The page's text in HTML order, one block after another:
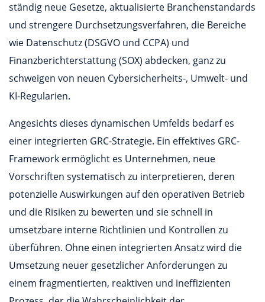
ständig neue Gesetze, aktualisierte Branchenstandards
und strengere Durchsetzungsverfahren, die Bereiche
wie Datenschutz (DSGVO und CCPA) und
Finanzberichterstattung (SOX) abdecken, ganz zu
schweigen von neuen Cybersicherheits-, Umwelt- und
KI-Regularien.
Angesichts dieses dynamischen Umfelds bedarf es
einer integrierten GRC-Strategie. Ein effektives GRC-
Framework ermöglicht es Unternehmen, neue
Vorschriften systematisch zu interpretieren, deren
potenzielle Auswirkungen auf den operativen Betrieb
und die Risiken zu bewerten und sie schnell in
umsetzbare interne Richtlinien und Kontrollen zu
überführen. Ohne einen integrierten Ansatz wird die
Umsetzung neuer gesetzlicher Anforderungen zu
einem fragmentierten, reaktiven und ineffizienten